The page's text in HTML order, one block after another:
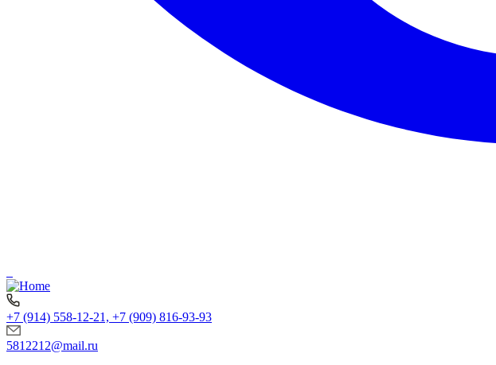
+7 (914) 558-12-21, +7 (909) 816-93-93
5812212@mail.ru